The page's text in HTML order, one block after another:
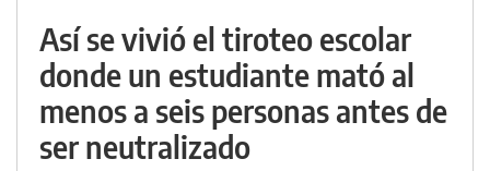
Así se vivió el tiroteo escolar
donde un estudiante mató al
menos a seis personas antes de
ser neutralizado